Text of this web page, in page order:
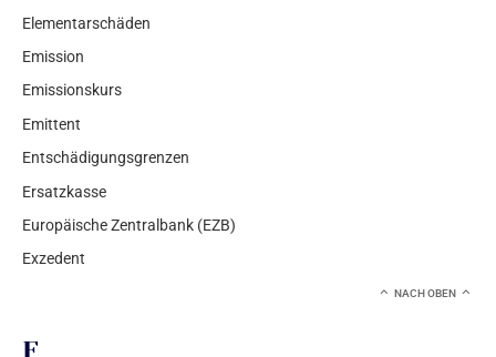
Elementarschäden
Emission
Emissionskurs
Emittent
Entschädigungsgrenzen
Ersatzkasse
Europäische Zentralbank (EZB)
Exzedent
NACH OBEN
F